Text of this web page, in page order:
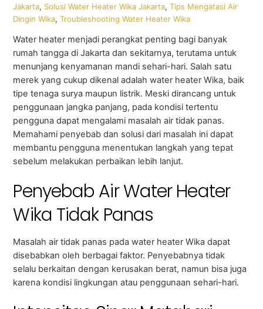
Jakarta, Solusi Water Heater Wika Jakarta,Tips Mengatasi Air
Dingin Wika,Troubleshooting Water Heater Wika
Water heater menjadi perangkat penting bagi banyak
rumah tangga di Jakarta dan sekitarnya, terutama untuk
menunjang kenyamanan mandi sehari-hari. Salah satu
merek yang cukup dikenal adalah water heater Wika, baik
tipe tenaga surya maupun listrik. Meski dirancang untuk
penggunaan jangka panjang, pada kondisi tertentu
pengguna dapat mengalami masalah air tidak panas.
Memahami penyebab dan solusi dari masalah ini dapat
membantu pengguna menentukan langkah yang tepat
sebelum melakukan perbaikan lebih lanjut.
Penyebab Air Water Heater
Wika Tidak Panas
Masalah air tidak panas pada water heater Wika dapat
disebabkan oleh berbagai faktor. Penyebabnya tidak
selalu berkaitan dengan kerusakan berat, namun bisa juga
karena kondisi lingkungan atau penggunaan sehari-hari.